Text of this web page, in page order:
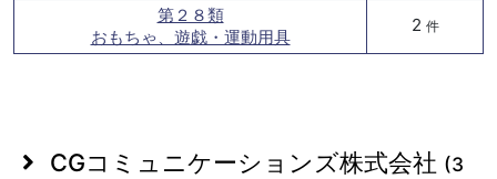
第２８類
おもちゃ、遊戯・運動用具
2 件
CGコミュニケーションズ株式会社 (3